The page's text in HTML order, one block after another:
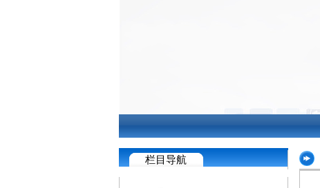
栏目导航